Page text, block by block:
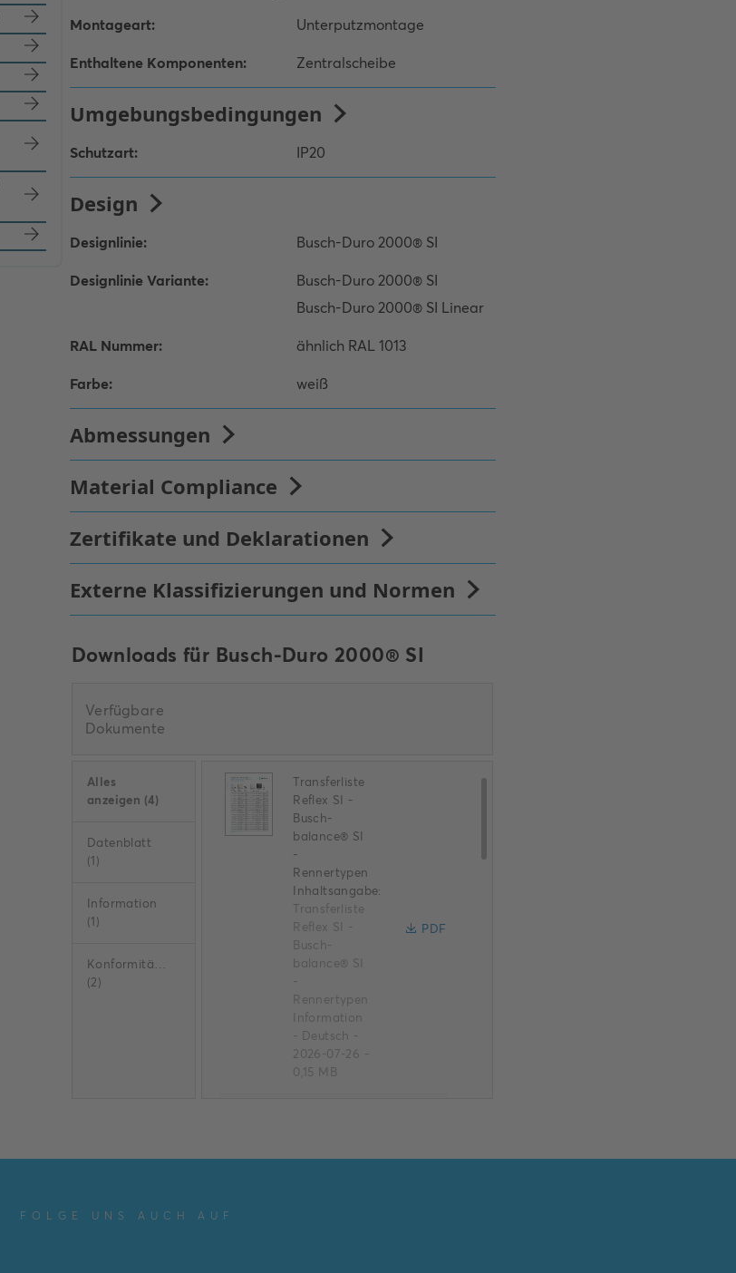
Downloads für Busch-Duro 2000® SI
Verfügbare
Dokumente
Alles
anzeigen (4)
Datenblatt
(1)
Information
(1)
(2)
Transferliste
Reflex SI -
Busch-
balance® SI
-
Rennertypen
Inhaltsangabe:
Transferliste
Reflex SI -
Busch-
balance® SI
-
Rennertypen
Information
- Deutsch -
2026-07-26 -
0,15 MB
PDF
FOLGE UNS AUCH AUF